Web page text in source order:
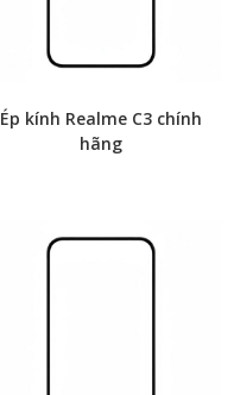
Ép kính Realme C3 chính
hãng